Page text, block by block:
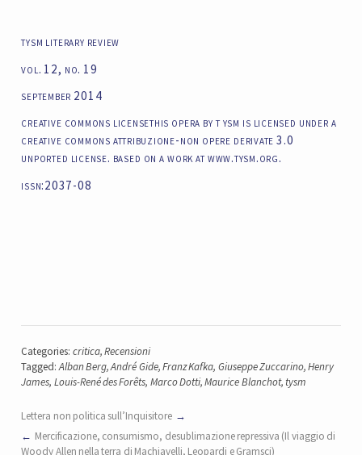
tysm literary review
vol. 12, no. 19
september 2014
creative commons licensethis opera by t ysm is licensed under a
creative commons attribuzione-non opere derivate 3.0
unported license. based on a work at www.tysm.org.
issn:2037-08
Categories: critica,Recensioni
Tagged:Alban Berg,André Gide,Franz Kafka, Giuseppe Zuccarino,Henry
James, Louis-René des Forêts, Marco Dotti,Maurice Blanchot, tysm
Lettera non politica sull’Inquisitore
Mercificazione, consumismo, desublimazione repressiva (Il viaggio di
Woody Allen nella terra di Machiavelli, Leopardi e Gramsci)